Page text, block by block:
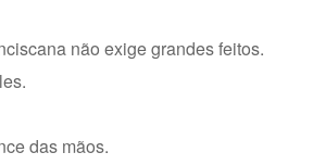
não exige grandes feitos.
das mãos.